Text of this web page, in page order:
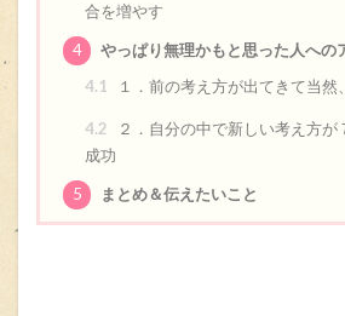
合を増やす
4
やっぱり無理かもと思った人への
4.1
１．前の考え方が出てきて当然
4.2
２．自分の中で新しい考え方
成功
5
まとめ＆伝えたいこと